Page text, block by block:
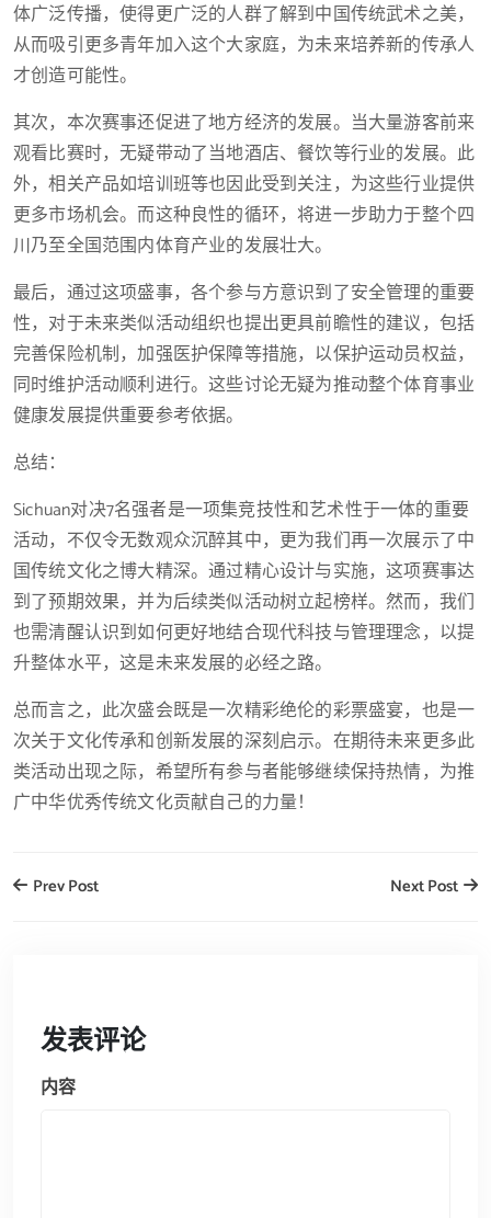
体广泛传播，使得更广泛的人群了解到中国传统武术之美，
从而吸引更多青年加入这个大家庭，为未来培养新的传承人
才创造可能性。
其次，本次赛事还促进了地方经济的发展。当大量游客前来
观看比赛时，无疑带动了当地酒店、餐饮等行业的发展。此
外，相关产品如培训班等也因此受到关注，为这些行业提供
更多市场机会。而这种良性的循环，将进一步助力于整个四
川乃至全国范围内体育产业的发展壮大。
最后，通过这项盛事，各个参与方意识到了安全管理的重要
性，对于未来类似活动组织也提出更具前瞻性的建议，包括
完善保险机制，加强医护保障等措施，以保护运动员权益，
同时维护活动顺利进行。这些讨论无疑为推动整个体育事业
健康发展提供重要参考依据。
总结：
Sichuan对决7名强者是一项集竞技性和艺术性于一体的重要
活动，不仅令无数观众沉醉其中，更为我们再一次展示了中
国传统文化之博大精深。通过精心设计与实施，这项赛事达
到了预期效果，并为后续类似活动树立起榜样。然而，我们
也需清醒认识到如何更好地结合现代科技与管理理念，以提
升整体水平，这是未来发展的必经之路。
总而言之，此次盛会既是一次精彩绝伦的彩票盛宴，也是一
次关于文化传承和创新发展的深刻启示。在期待未来更多此
类活动出现之际，希望所有参与者能够继续保持热情，为推
广中华优秀传统文化贡献自己的力量！
Prev Post Next Post
发表评论
内容